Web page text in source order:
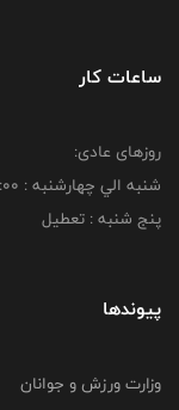
ساعات کار
روزهای عادی:
شنبه الي چهارشنبه : 00: 8 لغايت 16:00
پنج شنبه : تعطیل
پیوندها
وزارت ورزش و جوانان